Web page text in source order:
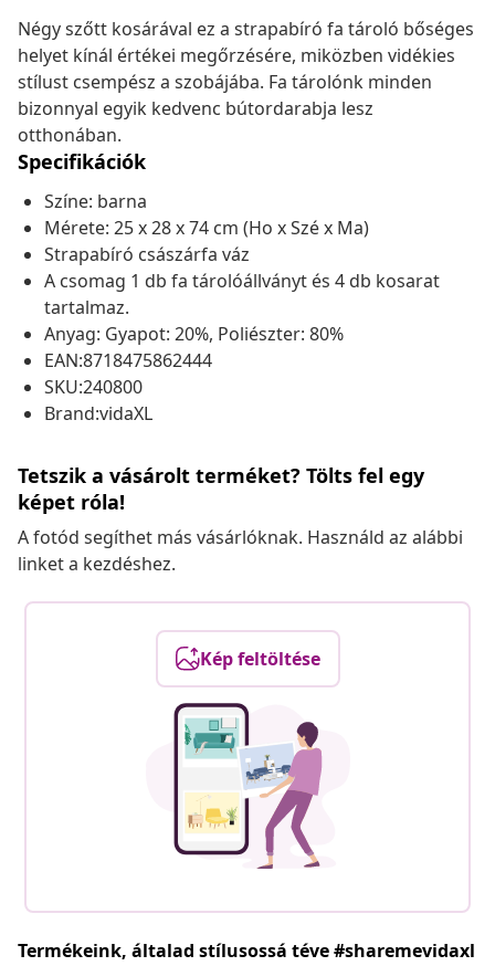
Négy szőtt kosárával ez a strapabíró fa tároló bőséges
helyet kínál értékei megőrzésére, miközben vidékies
stílust csempész a szobájába. Fa tárolónk minden
bizonnyal egyik kedvenc bútordarabja lesz
otthonában.
Specifikációk
Színe: barna
Mérete: 25 x 28 x 74 cm (Ho x Szé x Ma)
Strapabíró császárfa váz
A csomag 1 db fa tárolóállványt és 4 db kosarat
tartalmaz.
Anyag: Gyapot: 20%, Poliészter: 80%
EAN:8718475862444
SKU:240800
Brand:vidaXL
Tetszik a vásárolt terméket? Tölts fel egy
képet róla!
A fotód segíthet más vásárlóknak. Használd az alábbi
linket a kezdéshez.
Kép feltöltése
Termékeink, általad stílusossá téve #sharemevidaxl